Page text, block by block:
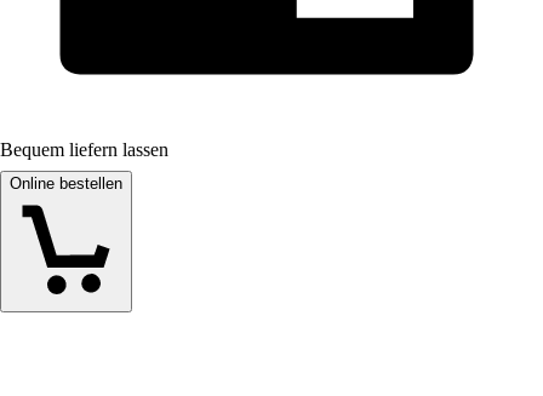
Bequem liefern lassen
Online bestellen